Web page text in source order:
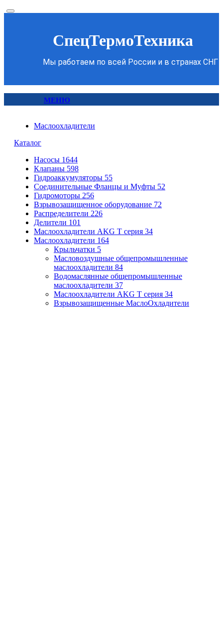
СпецТермоТехника
Мы работаем по всей России и в странах СНГ
МЕНЮ
Маслоохладители
Каталог
Насосы 1644
Клапаны 598
Гидроаккумуляторы 55
Соединительные Фланцы и Муфты 52
Гидромоторы 256
Взрывозащищенное оборудование 72
Распределители 226
Делители 101
Маслоохладители AKG T серия 34
Маслоохладители 164
Крыльчатки 5
Масловоздушные общепромышленные
маслоохладители 84
Водомаслянные общепромышленные
маслоохладители 37
Маслоохладители AKG T серия 34
Взрывозащищенные МаслоОхладители